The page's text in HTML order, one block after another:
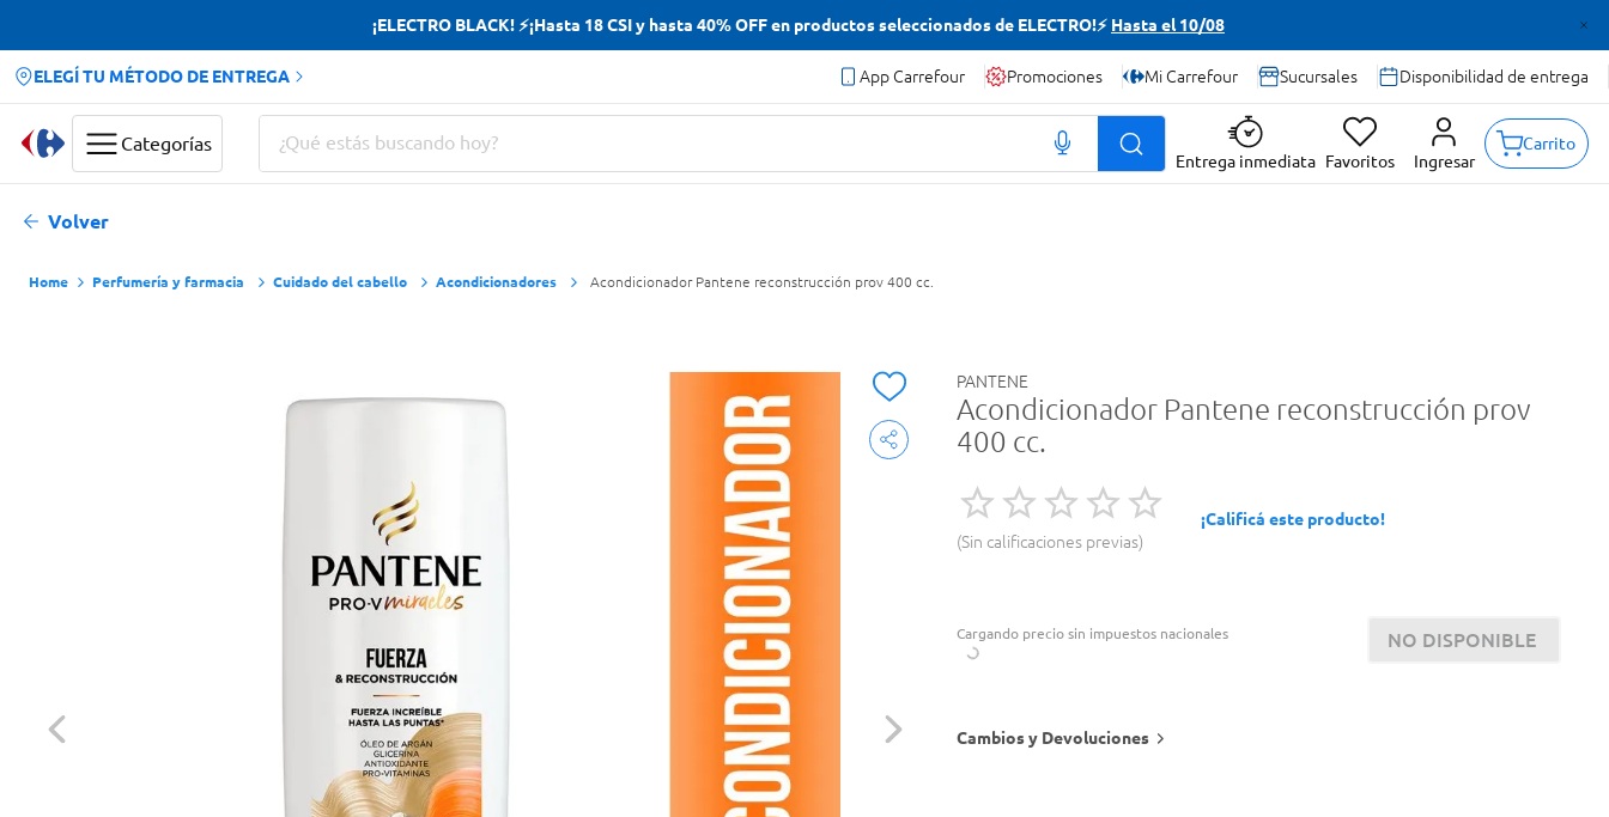
¡ELECTRO BLACK! ⚡¡Hasta 18 CSI y hasta 40% OFF en productos seleccionados de ELECTRO!⚡ Hasta el 10/08
ELEGÍ TU MÉTODO DE ENTREGA App Carrefour Promociones Mi Carrefour Sucursales Disponibilidad de entrega
Categorías
¿Qué estás buscando hoy?
Entrega inmediata Favoritos Ingresar
Carrito
Volver
Perfumería y farmacia Cuidado del cabello Acondicionadores Acondicionador Pantene reconstrucción prov 400 cc.
PANTENE
Acondicionador Pantene reconstrucción prov
400 cc.
Sin calificaciones previas
¡Calificá este producto!
Cargando precio sin impuestos nacionales NO DISPONIBLE
Cambios y Devoluciones
Términos más buscados